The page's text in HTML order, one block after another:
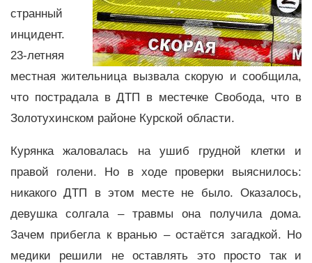
странный
инцидент.
23‑летняя
местная жительница вызвала скорую и сообщила,
что пострадала в ДТП в местечке Свобода, что в
Золотухинском районе Курской области.
Курянка жаловалась на ушиб грудной клетки и
правой голени. Но в ходе проверки выяснилось:
никакого ДТП в этом месте не было. Оказалось,
девушка солгала – травмы она получила дома.
Зачем прибегла к вранью – остаётся загадкой. Но
медики решили не оставлять это просто так и